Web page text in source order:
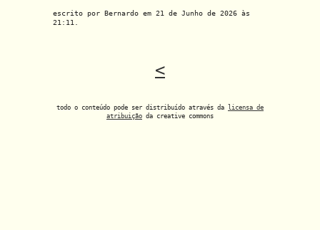
escrito por Bernardo em 21 de Junho de 2026 às
21:11.
<
todo o conteúdo pode ser distribuído através da
licensa de
atribuição da creative commons